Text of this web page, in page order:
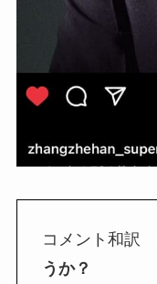
コメント和訳
うか？